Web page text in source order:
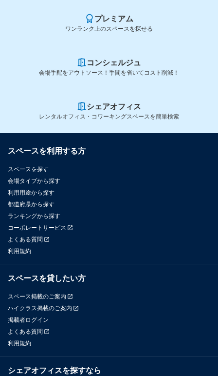
プレミアム
ワンランク上のスペースを探せる
コンシェルジュ
会場手配をアウトソース！手間を省いてコスト削減！
シェアオフィス
レンタルオフィス・コワーキングスペースを簡単検索
スペースを利用する方
スペースを探す
会場タイプから探す
利用用途から探す
都道府県から探す
ランキングから探す
コーポレートサービス
よくある質問
利用規約
スペースを貸したい方
スペース掲載のご案内
ハイクラス掲載のご案内
掲載者ログイン
よくある質問
利用規約
シェアオフィスを探すなら